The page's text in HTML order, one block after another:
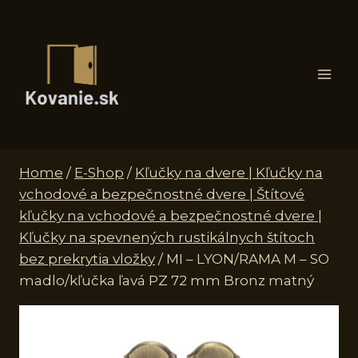
Home / E-Shop / Kľučky na dvere | Kľučky na
vchodové a bezpečnostné dvere | Štítové
kľučky na vchodové a bezpečnostné dvere |
Kľučky na spevnených rustikálnych štítoch
bez prekrytia vložky / MI – LYON/RAMA M – SO
madlo/kľučka ľavá PZ 72 mm Bronz matný